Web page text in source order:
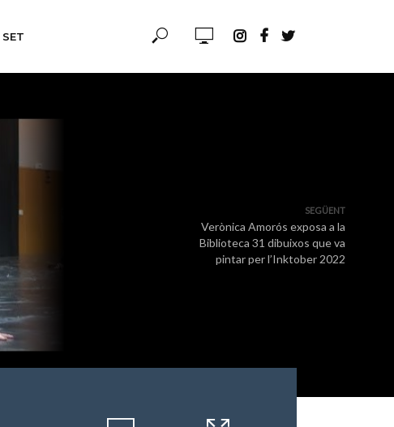
SEGÜENT
Verònica Amorós exposa a la
Biblioteca 31 dibuixos que va
pintar per l’Inktober 2022